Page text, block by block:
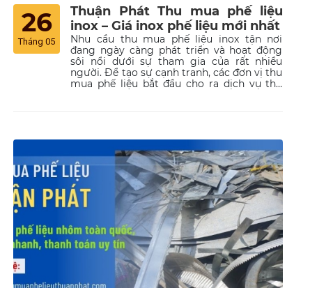
26
Tháng 05
Thuận Phát Thu mua phế liệu
inox – Giá inox phế liệu mới nhất
Nhu cầu thu mua phế liệu inox tận nơi
đang ngày càng phát triển và hoạt động
sôi nổi dưới sự tham gia của rất nhiều
người. Để tạo sự cạnh tranh, các đơn vị thu
mua phế liệu bắt đầu cho ra dịch vụ thu
mua cao, tận nơi, Thuận Phát sẽ giúp bạn
mua phế liệu inox, từ đó kho bãi sẽ trở nên
gọn gàng và sạch sẽ hơn. Ngoài ra, còn có
thêm khoản thu hấp dẫn cho doanh nghiệp
mình.